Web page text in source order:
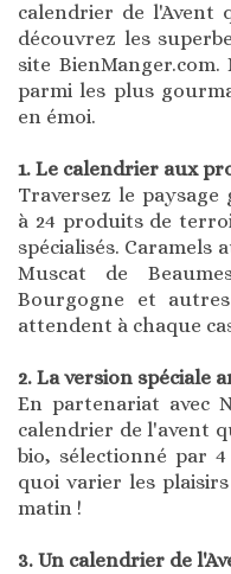
calendrier de l'Avent
découvrez les
site
parmi les plus
en émoi.
1. Le calendrier aux
Traversez le
à 24 produits de
spécialisés. Caramels
Muscat de
Bourgogne et
attendent à chaque
2. La version spéciale
En partenariat avec
calendrier de l'avent
bio, sélectionné par
quoi varier les
matin !
3. Un calendrier de